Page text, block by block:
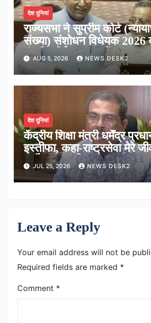
देश दुनियां
राज्यसभा ने सुप्रीम कोर्ट
संख्या) संशोधन विधेयक 2026
मंजूरी, शीर्ष अदालत में अब
संख्या होगी 38
AUG 5, 2026 NEWS DESK2
देश दुनियां
केंद्रीय शिक्षा मंत्री धर्मेंद्र
इस्तीफा, कहा-राष्ट्रसेवा मेरे
सर्वोच्च प्राथमिकता
JUL 25, 2026 NEWS DESK2
Leave a Reply
Your email address will not be
Required fields are marked *
Comment *